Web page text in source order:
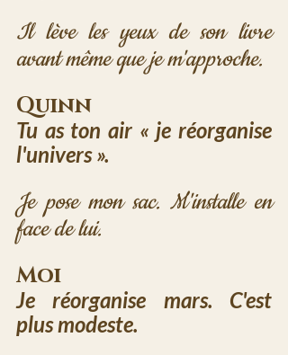
Il lève les yeux de son livre
avant même que je m'approche.
Quinn
Tu as ton air « je réorganise
l'univers ».
Je pose mon sac. M'installe en
face de lui.
Moi
Je réorganise mars. C'est
plus modeste.